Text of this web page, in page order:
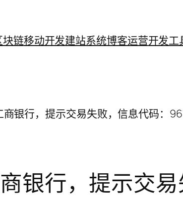
块链移动开发建站系统博客运营开发工
银行，提示交易失败，信息代码：
银行，提示交易